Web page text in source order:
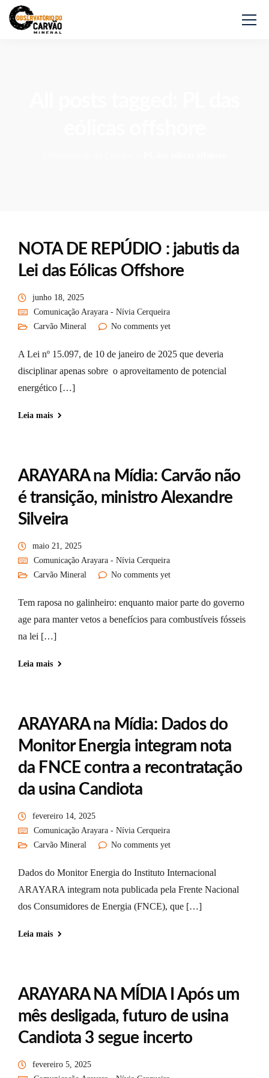
NOTA DE REPÚDIO : jabutis da
Lei das Eólicas Offshore
junho 18, 2025
Comunicação Arayara - Nívia Cerqueira
Carvão Mineral
No comments yet
A Lei nº 15.097, de 10 de janeiro de 2025 que deveria
disciplinar apenas sobre o aproveitamento de potencial
energético […]
Leia mais
ARAYARA na Mídia: Carvão não
é transição, ministro Alexandre
Silveira
maio 21, 2025
Comunicação Arayara - Nívia Cerqueira
Carvão Mineral
No comments yet
Tem raposa no galinheiro: enquanto maior parte do governo
age para manter vetos a benefícios para combustíveis fósseis
na lei […]
Leia mais
ARAYARA na Mídia: Dados do
Monitor Energia integram nota
da FNCE contra a recontratação
da usina Candiota
fevereiro 14, 2025
Comunicação Arayara - Nívia Cerqueira
Carvão Mineral
No comments yet
Dados do Monitor Energia do Instituto Internacional
ARAYARA integram nota publicada pela Frente Nacional
dos Consumidores de Energia (FNCE), que […]
Leia mais
ARAYARA NA MÍDIA I Após um
mês desligada, futuro de usina
Candiota 3 segue incerto
fevereiro 5, 2025